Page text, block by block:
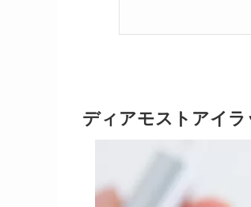
ディアモストアイ